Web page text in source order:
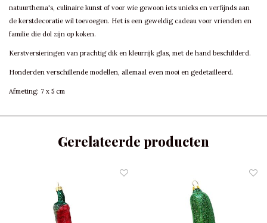
natuurthema's, culinaire kunst of voor wie gewoon iets unieks en verfijnds aan
de kerstdecoratie wil toevoegen. Het is een geweldig cadeau voor vrienden en
familie die dol zijn op koken.
Kerstversieringen van prachtig dik en kleurrijk glas, met de hand beschilderd.
Honderden verschillende modellen, allemaal even mooi en gedetailleerd.
Afmeting: 7 x 5 cm
Gerelateerde producten